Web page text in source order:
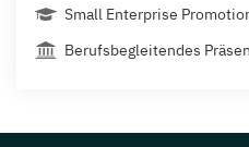
Small Enterprise
Berufsbegleitendes